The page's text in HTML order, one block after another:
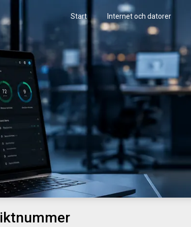
Start Internet och datorer